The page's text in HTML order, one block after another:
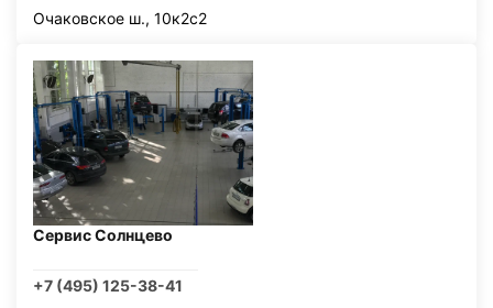
Очаковское ш., 10к2с2
Сервис Солнцево
+7 (495) 125-38-41